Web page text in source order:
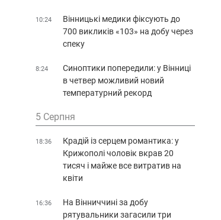
10:24
Вінницькі медики фіксують до
700 викликів «103» на добу через
спеку
8:24
Синоптики попередили: у Вінниці
в четвер можливий новий
температурний рекорд
5 Серпня
18:36
Крадій із серцем романтика: у
Крижополі чоловік вкрав 20
тисяч і майже все витратив на
квіти
16:36
На Вінниччині за добу
рятувальники загасили три